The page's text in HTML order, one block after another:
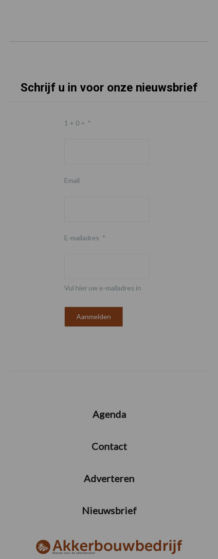
Schrijf u in voor onze nieuwsbrief
1 + 0 = *
Email
E-mailadres *
Vul hier uw e-mailadres in
Agenda
Contact
Adverteren
Nieuwsbrief